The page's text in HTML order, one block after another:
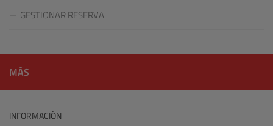
GESTIONAR RESERVA
MÁS
INFORMACIÓN